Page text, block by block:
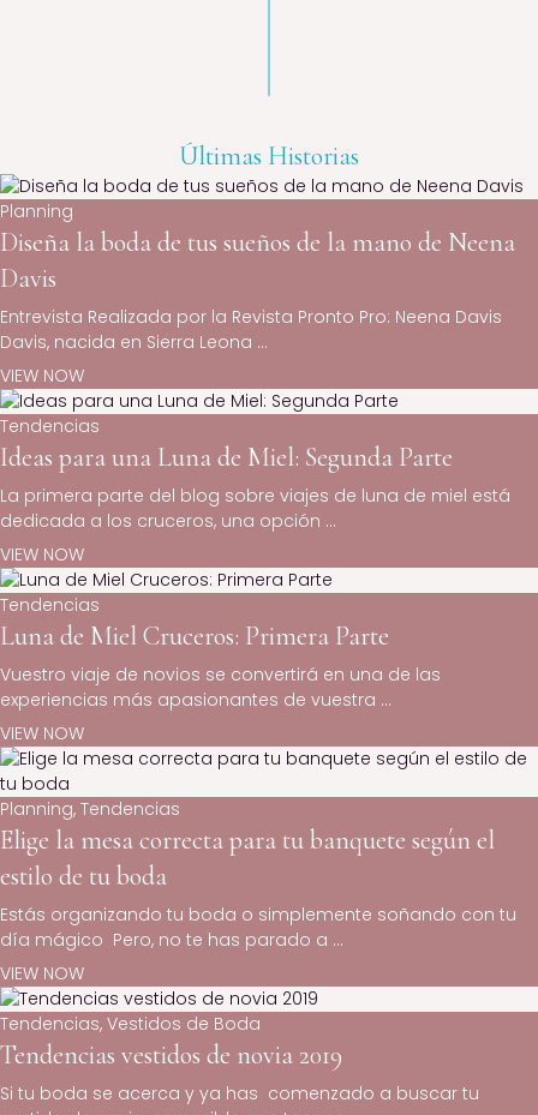
Últimas Historias
Planning
Diseña la boda de tus sueños de la mano de Neena
Davis
Entrevista Realizada por la Revista Pronto Pro: Neena Davis
Davis, nacida en Sierra Leona ...
VIEW NOW
Tendencias
Ideas para una Luna de Miel: Segunda Parte
La primera parte del blog sobre viajes de luna de miel está
dedicada a los cruceros, una opción ...
VIEW NOW
Tendencias
Luna de Miel Cruceros: Primera Parte
Vuestro viaje de novios se convertirá en una de las
experiencias más apasionantes de vuestra ...
VIEW NOW
Planning, Tendencias
Elige la mesa correcta para tu banquete según el
estilo de tu boda
Estás organizando tu boda o simplemente soñando con tu
día mágico Pero, no te has parado a ...
VIEW NOW
Tendencias, Vestidos de Boda
Tendencias vestidos de novia 2019
Si tu boda se acerca y ya has comenzado a buscar tu